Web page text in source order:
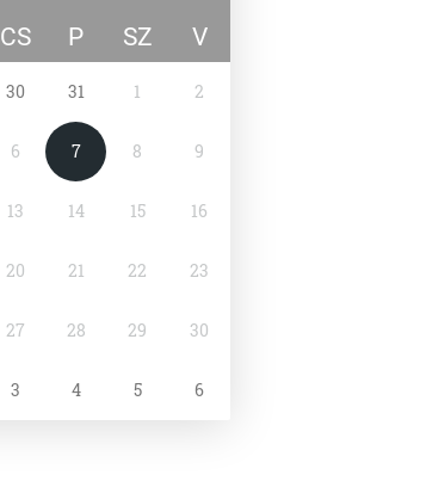
CS P SZ V
30 31 1 2
6 7 8 9
13 14 15 16
20 21 22 23
27 28 29 30
3 4 5 6